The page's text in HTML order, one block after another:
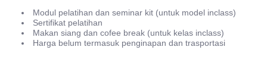
Modul pelatihan dan seminar kit (untuk model inclass)
Sertifikat pelatihan
Makan siang dan cofee break (untuk kelas inclass)
Harga belum termasuk penginapan dan trasportasi